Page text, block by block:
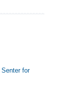
Senter for